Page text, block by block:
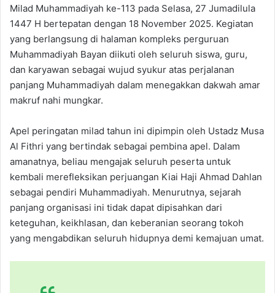
Milad Muhammadiyah ke-113 pada Selasa, 27 Jumadilula
1447 H bertepatan dengan 18 November 2025. Kegiatan
yang berlangsung di halaman kompleks perguruan
Muhammadiyah Bayan diikuti oleh seluruh siswa, guru,
dan karyawan sebagai wujud syukur atas perjalanan
panjang Muhammadiyah dalam menegakkan dakwah amar
makruf nahi mungkar.
Apel peringatan milad tahun ini dipimpin oleh Ustadz Musa
Al Fithri yang bertindak sebagai pembina apel. Dalam
amanatnya, beliau mengajak seluruh peserta untuk
kembali merefleksikan perjuangan Kiai Haji Ahmad Dahlan
sebagai pendiri Muhammadiyah. Menurutnya, sejarah
panjang organisasi ini tidak dapat dipisahkan dari
keteguhan, keikhlasan, dan keberanian seorang tokoh
yang mengabdikan seluruh hidupnya demi kemajuan umat.